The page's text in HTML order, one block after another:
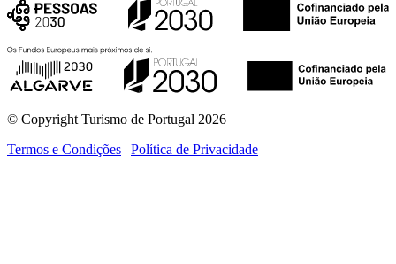
© Copyright Turismo de Portugal 2026
Termos e Condições | Política de Privacidade